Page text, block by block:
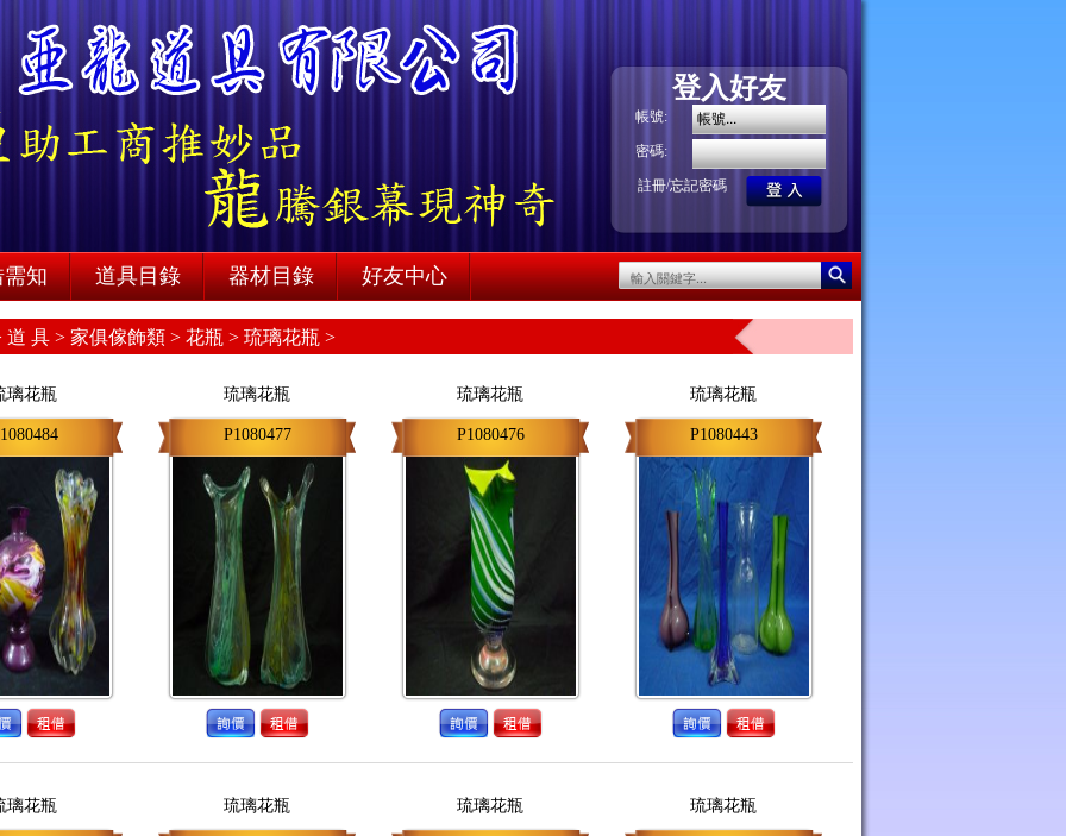
登入好友
帳號:
密碼:
註冊/忘記密碼
需知 道具目錄 器材目錄 好友中心
道 具 > 家俱傢飾類 > 花瓶 > 琉璃花瓶 >
璃花瓶 琉璃花瓶
P1080477
琉璃花瓶
P1080476
琉璃花瓶
P1080443
璃花瓶 琉璃花瓶 琉璃花瓶 琉璃花瓶